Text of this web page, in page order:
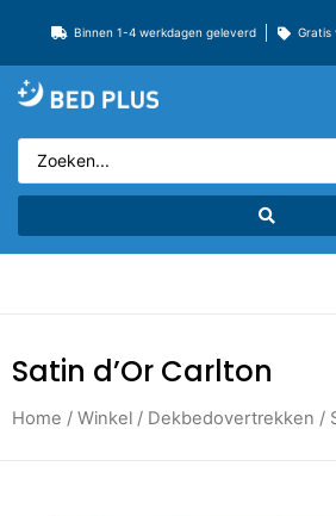
Binnen 1-4 werkdagen geleverd Gratis
Satin d’Or Carlton
Home / Winkel / Dekbedovertrekken /